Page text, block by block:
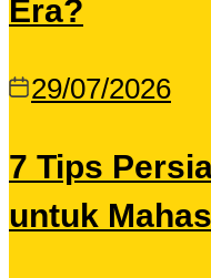
Era?
29/07/2026
7 Tips
untuk